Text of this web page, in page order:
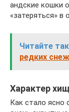
андские кошки
«затеряться»
Читайте
редких
Характер
Как стало ясно